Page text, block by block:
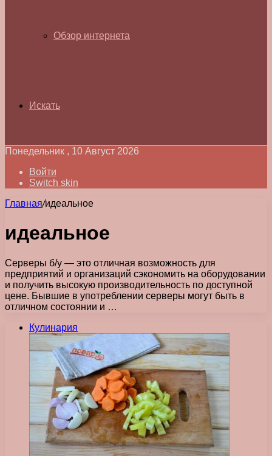
Обзор интернета
Искать
Понедельник , 10 Август 2026
Войти
Switch skin
Главная/идеальное
идеальное
Серверы б/у — это отличная возможность для
предприятий и организаций сэкономить на оборудовании
и получить высокую производительность по доступной
цене. Бывшие в употреблении серверы могут быть в
отличном состоянии и …
Кулинария